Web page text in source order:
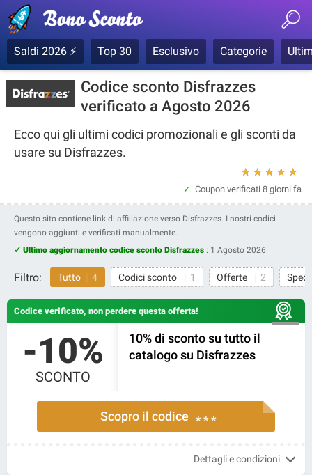
Saldi 2026 ⚡ Top 30 Esclusivo Categorie
Codice sconto Disfrazzes
verificato a Agosto 2026
Ecco qui gli ultimi codici promozionali e gli sconti da
usare su Disfrazzes.
★
★
★
★
★
Coupon verificati 8 giorni fa
Questo sito contiene link di affiliazione verso Disfrazzes. I nostri codici
vengono aggiunti e verificati manualmente.
✓ Ultimo aggiornamento codice sconto Disfrazzes : 1 Agosto 2026
Filtro: Tutto 4 Codici sconto 1 Offerte 2
Codice verificato, non perdere questa offerta!
-10%
SCONTO
10% di sconto su tutto il
catalogo su Disfrazzes
Scopro il codice * * *
Dettagli e condizioni